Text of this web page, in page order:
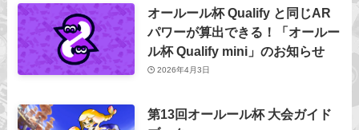
オールール杯 Qualify と同じAR
パワーが算出できる！「オールー
ル杯 Qualify mini」のお知らせ
2026年4月3日
第13回オールール杯 大会ガイド